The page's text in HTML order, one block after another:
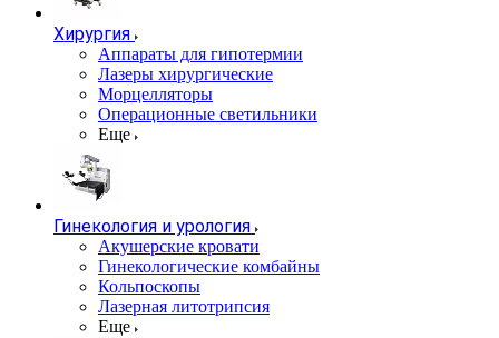
Хирургия
Аппараты для гипотермии
Лазеры хирургические
Морцелляторы
Операционные светильники
Еще
Гинекология и урология
Акушерские кровати
Гинекологические комбайны
Кольпоскопы
Лазерная литотрипсия
Еще